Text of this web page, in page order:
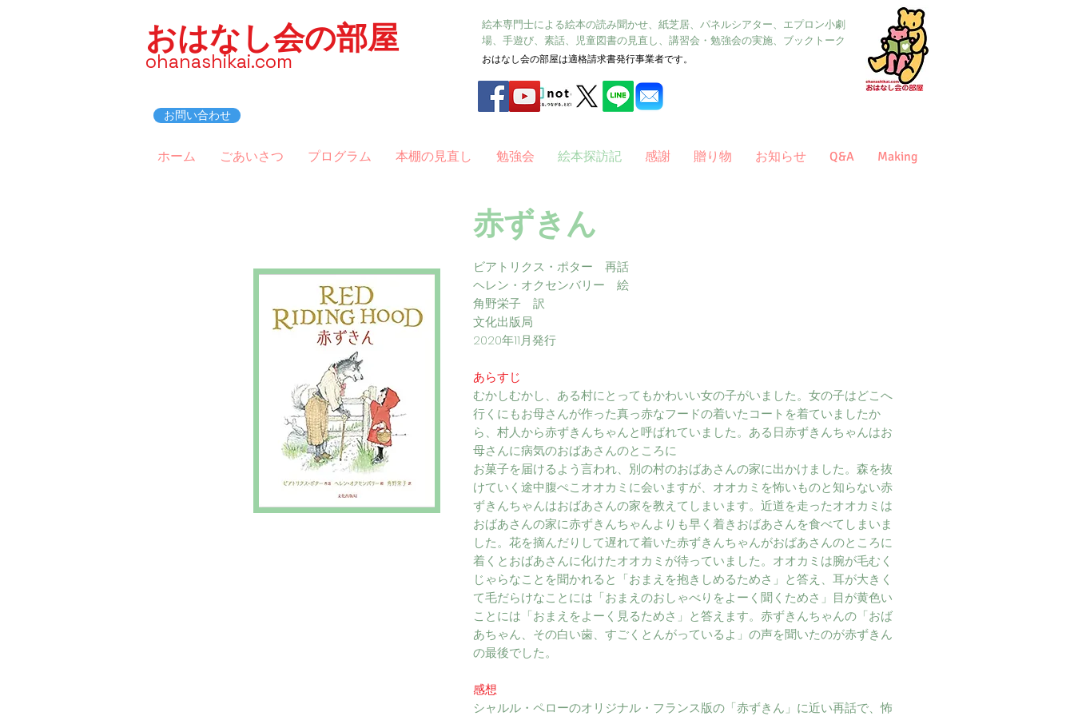
おはなし会の部屋
ohanashikai.com
お問い合わせ
絵本専門士による絵本の読み聞かせ、紙芝居、パネルシアター、エプロン小劇
場、手遊び、素話、児童図書の見直し、講習会・勉強会の実施、ブックトーク
おはなし会の部屋は適格請求書発行事業者です。
ホーム ごあいさつ プログラム 本棚の見直し 勉強会 絵本探訪記 感謝 贈り物 お知らせ Q&A Making
赤ずきん
ビアトリクス・ポター 再話
ヘレン・オクセンバリー 絵
角野栄子 訳
文化出版局
2020年11月発行
あらすじ
むかしむかし、ある村にとってもかわいい女の子がいました。女の子はどこへ
行くにもお母さんが作った真っ赤なフードの着いたコートを着ていましたか
ら、村人から赤ずきんちゃんと呼ばれていました。ある日赤ずきんちゃんはお
母さんに病気のおばあさんのところに
お菓子を届けるよう言われ、別の村のおばあさんの家に出かけました。森を抜
けていく途中腹ぺこオオカミに会いますが、オオカミを怖いものと知らない赤
ずきんちゃんはおばあさんの家を教えてしまいます。近道を走ったオオカミは
おばあさんの家に赤ずきんちゃんよりも早く着きおばあさんを食べてしまいま
した。花を摘んだりして遅れて着いた赤ずきんちゃんがおばあさんのところに
着くとおばあさんに化けたオオカミが待っていました。オオカミは腕が毛むく
じゃらなことを聞かれると「おまえを抱きしめるためさ」と答え、耳が大きく
て毛だらけなことには「おまえのおしゃべりをよーく聞くためさ」目が黄色い
ことには「おまえをよーく見るためさ」と答えます。赤ずきんちゃんの「おば
あちゃん、その白い歯、すごくとんがっているよ」の声を聞いたのが赤ずきん
の最後でした。
感想
シャルル・ペローのオリジナル・フランス版の「赤ずきん」に近い再話で、怖